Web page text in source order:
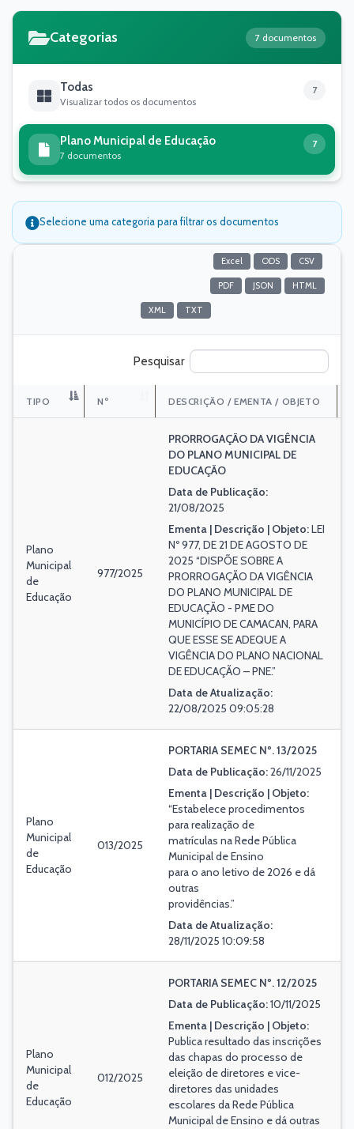
Categorias 7 documentos
Todas
Visualizar todos os documentos
7
Plano Municipal de Educação
7 documentos
7
Selecione uma categoria para filtrar os documentos
Excel ODS CSV
PDF JSON HTML
XML TXT
Pesquisar
TIPO Nº DESCRIÇÃO / EMENTA / OBJETO
Plano
Municipal
de
Educação
977/2025
PRORROGAÇÃO DA VIGÊNCIA
DO PLANO MUNICIPAL DE
EDUCAÇÃO
Data de Publicação:
21/08/2025
Ementa | Descrição | Objeto:LEI
Nº 977, DE 21 DE AGOSTO DE
2025 “DISPÕE SOBRE A
PRORROGAÇÃO DA VIGÊNCIA
DO PLANO MUNICIPAL DE
EDUCAÇÃO - PME DO
MUNICÍPIO DE CAMACAN, PARA
QUE ESSE SE ADEQUE A
VIGÊNCIA DO PLANO NACIONAL
DE EDUCAÇÃO – PNE.”
Data de Atualização:
22/08/2025 09:05:28
Plano
Municipal
de
Educação
013/2025
PORTARIA SEMEC Nº. 13/2025
Data de Publicação:26/11/2025
Ementa | Descrição | Objeto:
“Estabelece procedimentos
para realização de
matrículas na Rede Pública
Municipal de Ensino
para o ano letivo de 2026 e dá
outras
providências.”
Data de Atualização:
28/11/2025 10:09:58
Plano
Municipal
de
Educação
012/2025
PORTARIA SEMEC Nº. 12/2025
Data de Publicação:10/11/2025
Ementa | Descrição | Objeto:
Publica resultado das inscrições
das chapas do processo de
eleição de diretores e vice-
diretores das unidades
escolares da Rede Pública
Municipal de Ensino e dá outras